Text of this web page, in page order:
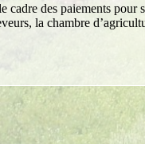
cadre des paiements pour
la chambre